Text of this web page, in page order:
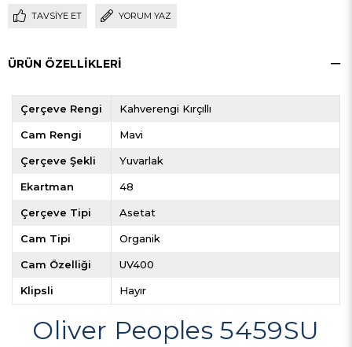
TAVSIYE ET YORUM YAZ
ÜRÜN ÖZELLIKLERI
Çerçeve Rengi Kahverengi Kırçıllı
Cam Rengi Mavi
Çerçeve Şekli Yuvarlak
Ekartman 48
Çerçeve Tipi Asetat
Cam Tipi Organik
Cam Özelliği UV400
Klipsli Hayır
Oliver Peoples 5459SU